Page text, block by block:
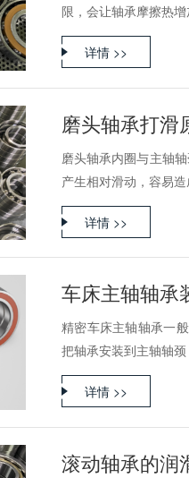
限，会让轴承摩擦热
详情 >>
磨头轴承打滑
磨头轴承内圈与主轴
产生相对滑动，容易
详情 >>
车床主轴轴承
精密车床主轴轴承一
把轴承安装到主轴轴
详情 >>
滚动轴承的润